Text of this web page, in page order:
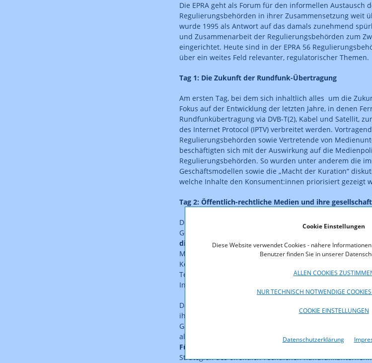
Cookie Einstellungen
Diese Website verwendet Cookies - nähere
Benutzer finden Sie in unserer
ALLEN COOKIES
NUR TECHNISCH NOTWENDIGE
COOKIE EINSTELLUNGEN
Datenschutzerklärung
Die EPRA geht als Forum für den informellen Austausch
Regulierungsbehörden in ihrer Zusammensetzung weit
wurde 1995 als Antwort auf das damals zunehmend
und Zusammenarbeit der Regulierungsbehörden zum
eingerichtet. Heute sind in der EPRA 56
über ein weites Feld relevanter, regulatorischer Themen.
Tag 1: Die Zukunft der Rundfunk-Übertragung
Am ersten Tag, bei dem sich inhaltlich alles um die
Fokus auf der Entwicklung der letzten Jahre, in denen
Rundfunkübertragung via DVB-T(2), Kabel und Satellit,
des Internet Protocol (IPTV) verbreitet werden.
Regulierungsbehörden sowie Vertretende von
beschäftigten sich mit der Auswirkung auf die
Regulierungsbehörden. So wurden unter anderem die
Geschäftsmodellen sowie die „Macht der Kuration“
welche Inhalte den Konsument:innen priorisiert gezeigt
Tag 2: Öffentlich-rechtliche Medien und ihre
Der Schwerpunkt des zweiten Tages lag auf öffentlich-
Gemeinwohl. Eröffnet wurde der Tag mit einem Beitrag
die Freiheit der Medien, die eine unabhängige
Medienfreiheit in allen 57 OSZE-Teilnehmerstaaten
Kehrseiten der Meinungsfreiheit im Internet, nach der
Teilhabe der Öffentlichkeit an der Meinungsäußerung
Interessen vertreten und verteidigen soll und welche
Darauf folgten Vorträge von Vertreter:innen
ihre Visionen von der Zukunft der eigenen Häuser mit
Gastgeberland Norwegen, das sowohl auf dem Press
als auch auf dem Demokratie Index 2022 (The
Fürst Haugen, Generaldirektorin des
Strategien des öffentlich-rechtlichen